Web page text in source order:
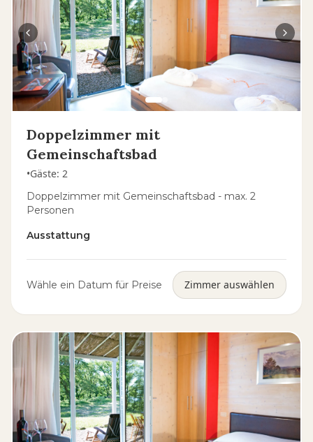
Doppelzimmer mit
Gemeinschaftsbad
•Gäste: 2
Doppelzimmer mit Gemeinschaftsbad - max. 2
Personen
Ausstattung
Wähle ein Datum für Preise Zimmer auswählen